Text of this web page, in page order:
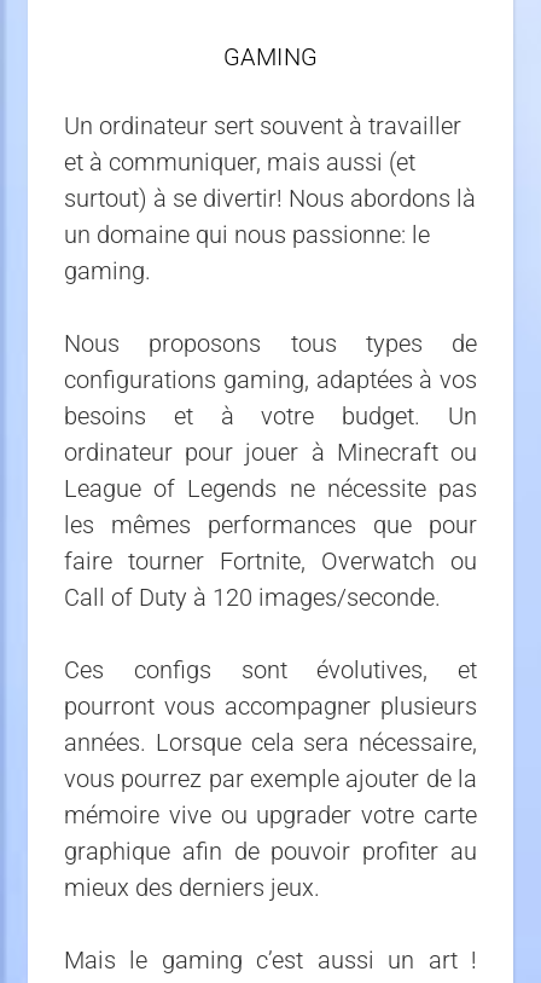
GAMING
Un ordinateur sert souvent à travailler
et à communiquer, mais aussi (et
surtout) à se divertir! Nous abordons là
un domaine qui nous passionne: le
gaming.
Nous proposons tous types de
configurations gaming, adaptées à vos
besoins et à votre budget. Un
ordinateur pour jouer à Minecraft ou
League of Legends ne nécessite pas
les mêmes performances que pour
faire tourner Fortnite, Overwatch ou
Call of Duty à 120 images/seconde.
Ces configs sont évolutives, et
pourront vous accompagner plusieurs
années. Lorsque cela sera nécessaire,
vous pourrez par exemple ajouter de la
mémoire vive ou upgrader votre carte
graphique afin de pouvoir profiter au
mieux des derniers jeux.
Mais le gaming c’est aussi un art !